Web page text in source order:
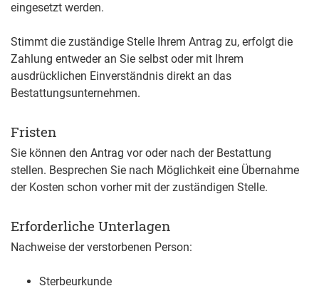
eingesetzt werden.
Stimmt die zuständige Stelle Ihrem Antrag zu, erfolgt die
Zahlung entweder an Sie selbst oder mit Ihrem
ausdrücklichen Einverständnis direkt an das
Bestattungsunternehmen.
Fristen
Sie können den Antrag vor oder nach der Bestattung
stellen. Besprechen Sie nach Möglichkeit eine Übernahme
der Kosten schon vorher mit der zuständigen Stelle.
Erforderliche Unterlagen
Nachweise der verstorbenen Person:
Sterbeurkunde